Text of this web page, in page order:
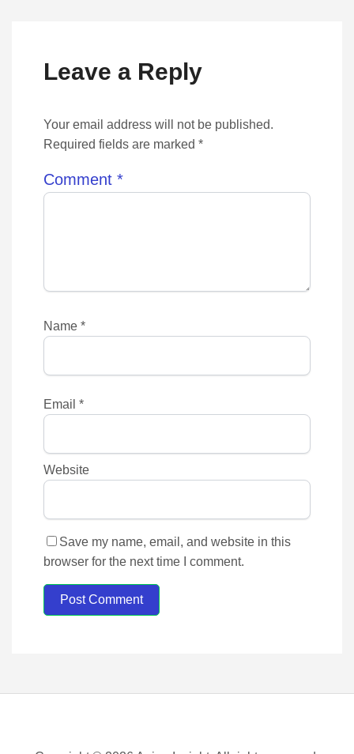
Leave a Reply
Your email address will not be published.
Required fields are marked *
Comment *
Name *
Email *
Website
Save my name, email, and website in this
browser for the next time I comment.
Post Comment